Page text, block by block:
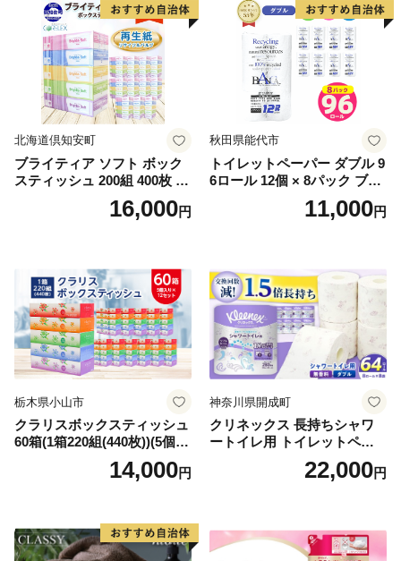
北海道倶知安町
ブライティア ソフト ボック
スティッシュ 200組 400枚 60
箱 日本製 まとめ買い ティッ
シュ リサイクル 長持 防災 常
倶知安町 日用品
16,000円
秋田県能代市
トイレットペーパー ダブル 9
6ロール 12個 × 8パック ブラ
ンカ 再生紙 100％ 芯あり 日
用品 消耗品 無香料 生活用品
11,000円
栃木県小山市
クラリスボックスティッシュ
60箱(1箱220組(440枚))(5個入
り×12セット)【1256759】
14,000円
神奈川県開成町
クリネックス 長持ちシャワ
ートイレ用 トイレットペー
パー（ダブル）64ロール(8ロ
ール×8パック) 開成町 トイレ
蓄 防災 エコ 消耗品 生活雑貨
生活用品 無香料 トイレット
22,000円